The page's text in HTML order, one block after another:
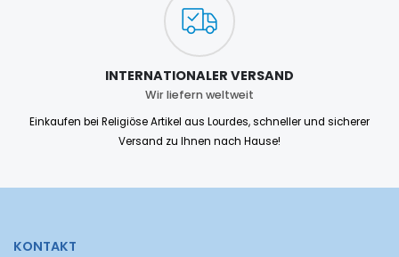
INTERNATIONALER VERSAND
Wir liefern weltweit
Einkaufen bei Religiöse Artikel aus Lourdes, schneller und sicherer
Versand zu Ihnen nach Hause!
KONTAKT